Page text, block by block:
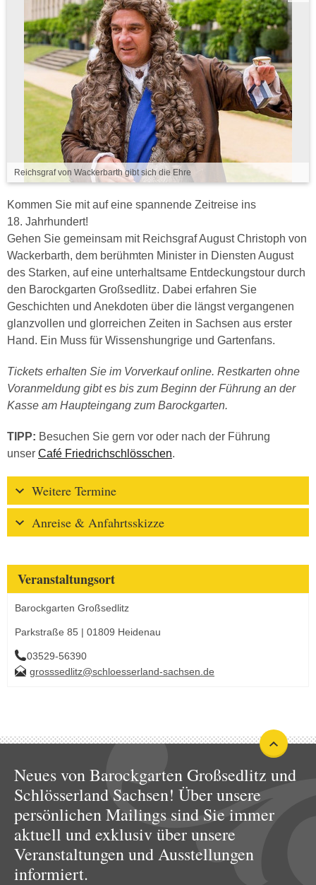
Reichsgraf von Wackerbarth gibt sich die Ehre
Kommen Sie mit auf eine spannende Zeitreise ins
18. Jahrhundert!
Gehen Sie gemeinsam mit Reichsgraf August Christoph von
Wackerbarth, dem berühmten Minister in Diensten August
des Starken, auf eine unterhaltsame Entdeckungstour durch
den Barockgarten Großsedlitz. Dabei erfahren Sie
Geschichten und Anekdoten über die längst vergangenen
glanzvollen und glorreichen Zeiten in Sachsen aus erster
Hand. Ein Muss für Wissenshungrige und Gartenfans.
Tickets erhalten Sie im Vorverkauf online. Restkarten ohne
Voranmeldung gibt es bis zum Beginn der Führung an der
Kasse am Haupteingang zum Barockgarten.
TIPP: Besuchen Sie gern vor oder nach der Führung
unser Café Friedrichschlösschen.
Weitere Termine
Anreise & Anfahrtsskizze
Veranstaltungsort
Barockgarten Großsedlitz
Parkstraße 85 | 01809 Heidenau
03529-56390
grosssedlitz@schloesserland-sachsen.de
Neues von Barockgarten Großsedlitz und
Schlösserland Sachsen! Über unsere
persönlichen Mailings sind Sie immer
aktuell und exklusiv über unsere
Veranstaltungen und Ausstellungen
informiert.